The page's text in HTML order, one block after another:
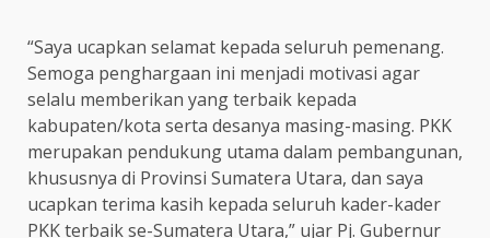
“Saya ucapkan selamat kepada seluruh pemenang.
Semoga penghargaan ini menjadi motivasi agar
selalu memberikan yang terbaik kepada
kabupaten/kota serta desanya masing-masing. PKK
merupakan pendukung utama dalam pembangunan,
khususnya di Provinsi Sumatera Utara, dan saya
ucapkan terima kasih kepada seluruh kader-kader
PKK terbaik se-Sumatera Utara,” ujar Pj. Gubernur